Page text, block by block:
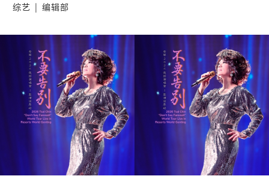
综艺 | 编辑部